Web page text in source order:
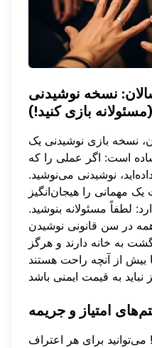
نسخه نوشیدنی
(مسئولانه بازی کنید!)
نسخه بازی نوشیدنی یک
است: اگر عملی را که
نوشیدنی می‌نوشید.
مهمانی را هیجان‌انگیز
لطفاً مسئولانه بنوشید.
در سن قانونی نوشیدن
به خانه دارند و هرگز
بیش از آنچه راحت هستند
امتیاز و جریمه
می‌توانید برای هر اعتراف